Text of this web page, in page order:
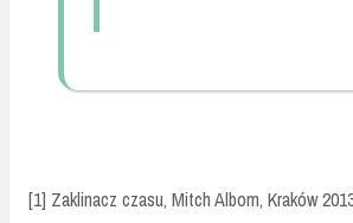
[1] Zaklinacz czasu, Mitch Albom, Kraków